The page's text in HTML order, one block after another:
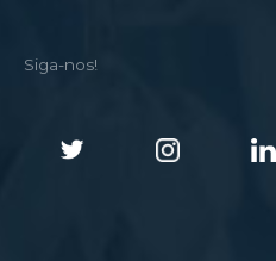
Siga-nos!